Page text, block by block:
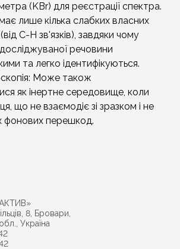
(KBr) для реєстрації спектра.
лише кілька слабких власних
C-H зв'язків), завдяки чому
досліджуваної речовини
та легко ідентифікуються.
Може також
як інертне середовище, коли
що не взаємодіє зі зразком і не
фонових перешкод.
8, Бровари,
Україна